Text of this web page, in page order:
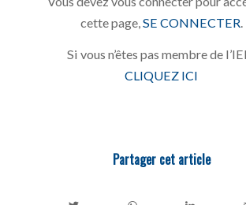
cette page, SE CONNECTER
Si vous n’êtes pas membre de
CLIQUEZ ICI
Partager cet article